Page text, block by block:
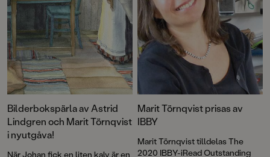
Bilderbokspärla av Astrid
Lindgren och Marit Törnqvist
i nyutgåva!
När Johan fick en liten kalv är en
Marit Törnqvist prisas av
IBBY
Marit Törnqvist tilldelas The
2020 IBBY-iRead Outstanding